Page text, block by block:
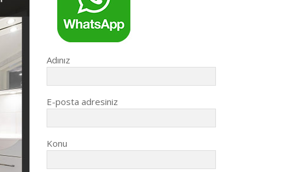
Adınız
E-posta adresiniz
Konu